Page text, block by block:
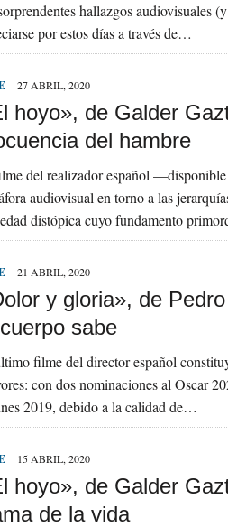
hallazgos audiovisuales
por estos días a través de…
27 ABRIL, 2020
hoyo», de Galder
del hambre
del realizador español
audiovisual en torno a las
distópica cuyo fundamento
21 ABRIL, 2020
y gloria», de
sabe
filme del director español
con dos nominaciones al Oscar
2019, debido a la calidad de…
15 ABRIL, 2020
hoyo», de Galder
de la vida